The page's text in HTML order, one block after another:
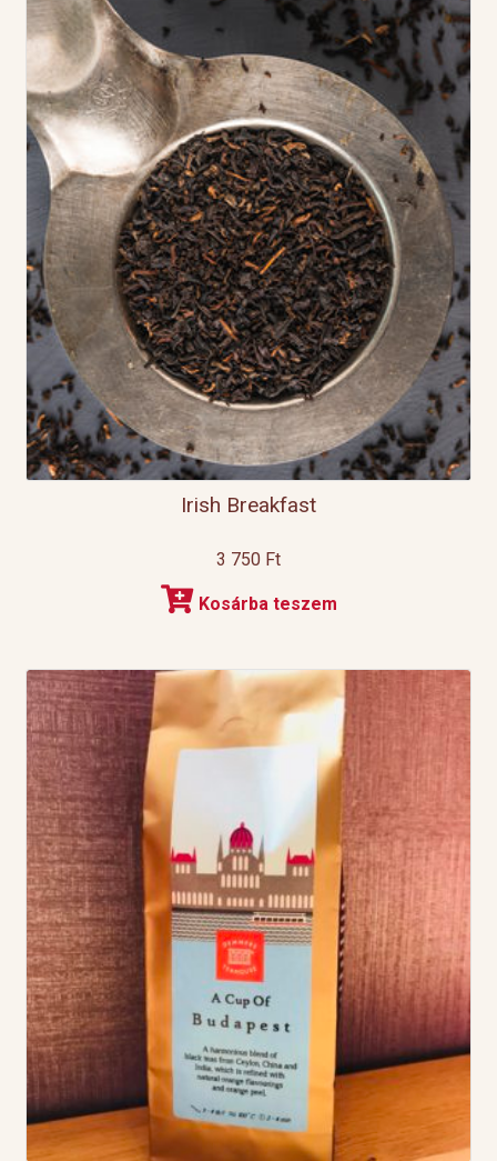
Irish Breakfast
3 750 Ft
Kosárba teszem